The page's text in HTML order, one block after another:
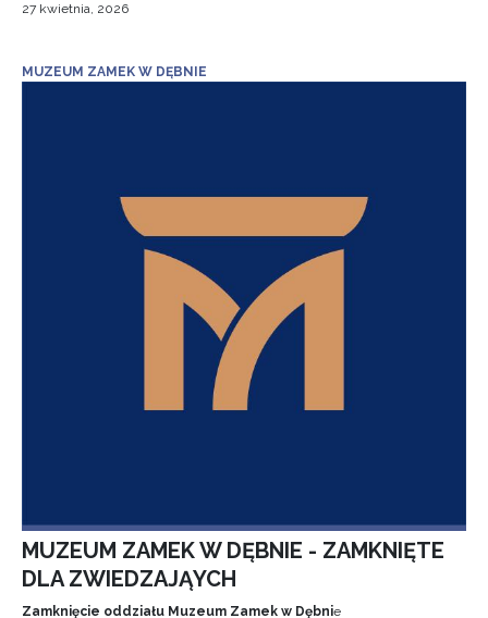
27 kwietnia, 2026
MUZEUM ZAMEK W DĘBNIE
MUZEUM ZAMEK W DĘBNIE - ZAMKNIĘTE
DLA ZWIEDZAJĄYCH
Zamknięcie oddziału Muzeum Zamek w Dębnie